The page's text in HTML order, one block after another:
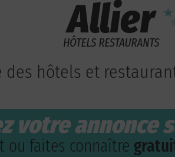
des hôtels et
votre annonce
ou faites connaître